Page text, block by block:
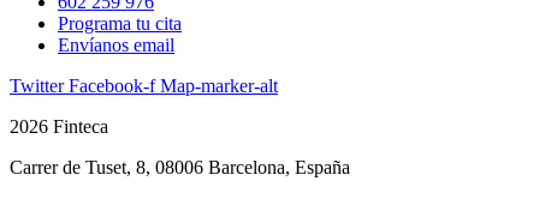
Programa tu cita
Envíanos email
Twitter Facebook-f Map-marker-alt
2026 Finteca
Carrer de Tuset, 8, 08006 Barcelona, España